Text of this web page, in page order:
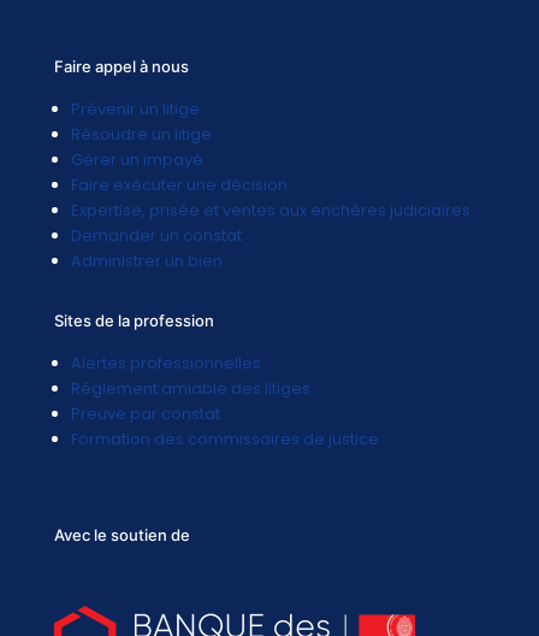
Faire appel à nous
Prévenir un litige
Résoudre un litige
Gérer un impayé
Faire exécuter une décision
Expertise, prisée et ventes aux enchères judiciaires
Demander un constat
Administrer un bien
Sites de la profession
Alertes professionnelles
Réglement amiable des litiges
Preuve par constat
Formation des commissaires de justice
Avec le soutien de